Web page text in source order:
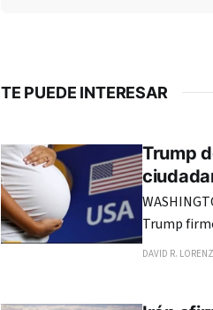
TE PUEDE INTERESAR
Trump
Trump
en
DAVID R.